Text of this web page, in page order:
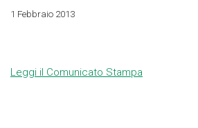
1 Febbraio 2013
Leggi il Comunicato Stampa